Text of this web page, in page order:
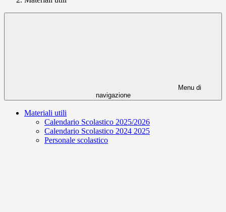
Menu di
navigazione
Materiali utili
Calendario Scolastico 2025/2026
Calendario Scolastico 2024 2025
Personale scolastico